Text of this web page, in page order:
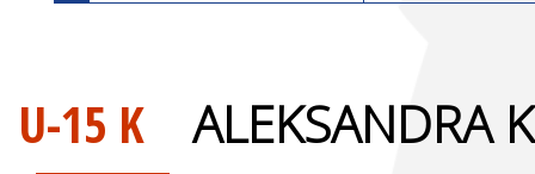
U-15 K ALEKSANDRA